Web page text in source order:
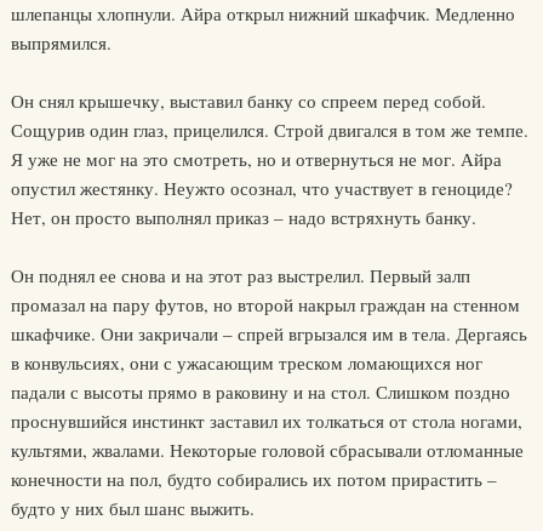
шлепанцы хлопнули. Айра открыл нижний шкафчик. Медленно
выпрямился.
Он снял крышечку, выставил банку со спреем перед собой.
Сощурив один глаз, прицелился. Строй двигался в том же темпе.
Я уже не мог на это смотреть, но и отвернуться не мог. Айра
опустил жестянку. Неужто осознал, что участвует в гeноциде?
Нет, он просто выполнял приказ – надо встряхнуть банку.
Он поднял ее снова и на этот раз выстрелил. Первый залп
промазал на пару футов, но второй накрыл граждан на стенном
шкафчике. Они закричали – спрей вгрызался им в тела. Дергаясь
в конвульсиях, они с ужасающим треском ломающихся ног
падали с высоты прямо в раковину и на стол. Слишком поздно
проснувшийся инстинкт заставил их толкаться от стола ногами,
культями, жвалами. Некоторые головой сбрасывали отломанные
конечности на пол, будто собирались их потом прирастить –
будто у них был шанс выжить.